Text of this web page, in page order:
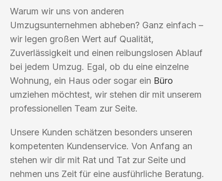
Warum wir uns von anderen
Umzugsunternehmen abheben? Ganz einfach –
wir legen großen Wert auf Qualität,
Zuverlässigkeit und einen reibungslosen Ablauf
bei jedem Umzug. Egal, ob du eine einzelne
Wohnung, ein Haus oder sogar ein Büro
umziehen möchtest, wir stehen dir mit unserem
professionellen Team zur Seite.
Unsere Kunden schätzen besonders unseren
kompetenten Kundenservice. Von Anfang an
stehen wir dir mit Rat und Tat zur Seite und
nehmen uns Zeit für eine ausführliche Beratung.